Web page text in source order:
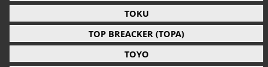
TOKU
TOP BREACKER (TOPA)
TOYO